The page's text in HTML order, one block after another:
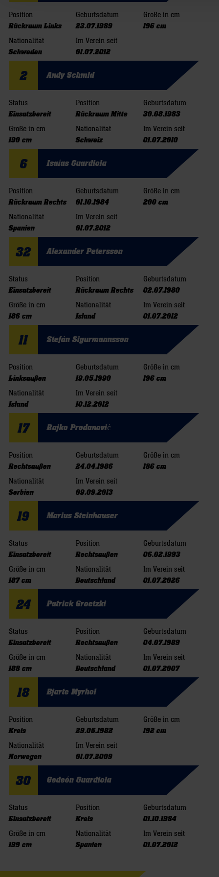
Position
Rückraum Links
Geburtsdatum
23.07.1989
Größe in cm
196 cm
Nationalität
Schweden
Im Verein seit
01.07.2012
2 Andy Schmid
Status
Einsatzbereit
Position
Rückraum Mitte
Geburtsdatum
30.08.1983
Größe in cm
190 cm
Nationalität
Schweiz
Im Verein seit
01.07.2010
6 Isaías Guardiola
Position
Rückraum Rechts
Geburtsdatum
01.10.1984
Größe in cm
200 cm
Nationalität
Spanien
Im Verein seit
01.07.2012
32 Alexander Petersson
Status
Einsatzbereit
Position
Rückraum Rechts
Geburtsdatum
02.07.1980
Größe in cm
186 cm
Nationalität
Island
Im Verein seit
01.07.2012
11 Stefán Sigurmannsson
Position
Linksaußen
Geburtsdatum
19.05.1990
Größe in cm
196 cm
Nationalität
Island
Im Verein seit
10.12.2012
17 Rajko Prodanović
Position
Rechtsaußen
Geburtsdatum
24.04.1986
Größe in cm
186 cm
Nationalität
Serbien
Im Verein seit
09.09.2013
19 Marius Steinhauser
Status
Einsatzbereit
Position
Rechtsaußen
Geburtsdatum
06.02.1993
Größe in cm
187 cm
Nationalität
Deutschland
Im Verein seit
01.07.2026
24 Patrick Groetzki
Status
Einsatzbereit
Position
Rechtsaußen
Geburtsdatum
04.07.1989
Größe in cm
188 cm
Nationalität
Deutschland
Im Verein seit
01.07.2007
18 Bjarte Myrhol
Position
Kreis
Geburtsdatum
29.05.1982
Größe in cm
192 cm
Nationalität
Norwegen
Im Verein seit
01.07.2009
30 Gedeón Guardiola
Status
Einsatzbereit
Position
Kreis
Geburtsdatum
01.10.1984
Größe in cm
199 cm
Nationalität
Spanien
Im Verein seit
01.07.2012